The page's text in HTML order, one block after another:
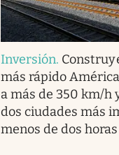
Inversión.
más rápido
a más de 350 km/h
dos ciudades más
menos de dos horas